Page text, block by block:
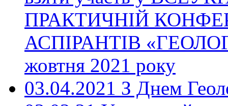
ПРАКТИЧНІЙ
АСПІРАНТІВ
жовтня 2021 року
03.04.2021 З Днем